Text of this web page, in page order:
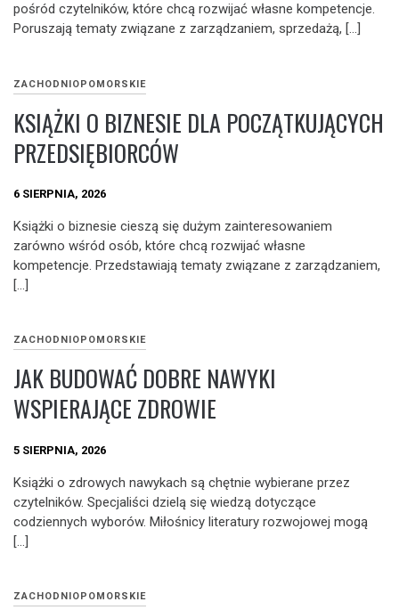
pośród czytelników, które chcą rozwijać własne kompetencje.
Poruszają tematy związane z zarządzaniem, sprzedażą, […]
ZACHODNIOPOMORSKIE
KSIĄŻKI O BIZNESIE DLA POCZĄTKUJĄCYCH
PRZEDSIĘBIORCÓW
6 SIERPNIA, 2026
Książki o biznesie cieszą się dużym zainteresowaniem
zarówno wśród osób, które chcą rozwijać własne
kompetencje. Przedstawiają tematy związane z zarządzaniem,
[…]
ZACHODNIOPOMORSKIE
JAK BUDOWAĆ DOBRE NAWYKI
WSPIERAJĄCE ZDROWIE
5 SIERPNIA, 2026
Książki o zdrowych nawykach są chętnie wybierane przez
czytelników. Specjaliści dzielą się wiedzą dotyczące
codziennych wyborów. Miłośnicy literatury rozwojowej mogą
[…]
ZACHODNIOPOMORSKIE